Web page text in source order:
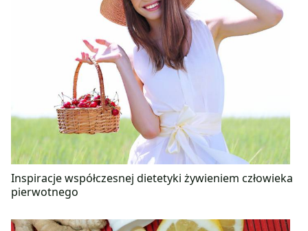
Inspiracje współczesnej dietetyki żywieniem człowieka
pierwotnego